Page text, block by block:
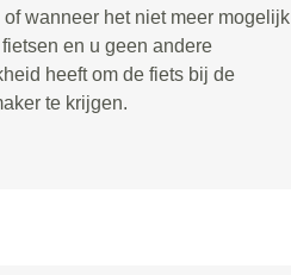
of wanneer het niet meer mogelijk
en u geen andere
heeft om de fiets bij de
te krijgen.